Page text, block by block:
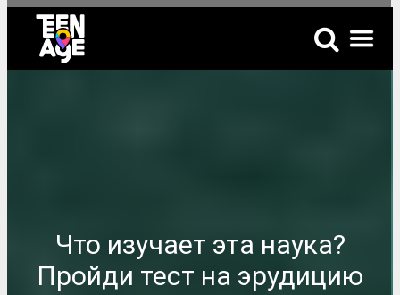
Что изучает эта наука?
Пройди тест на эрудицию